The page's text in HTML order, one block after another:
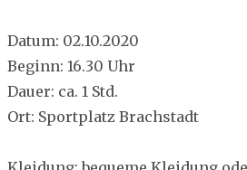
Datum: 02.10.2020
Beginn: 16.30 Uhr
Dauer: ca. 1 Std.
Ort: Sportplatz Brachstadt